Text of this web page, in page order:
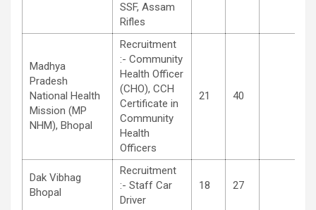
SSF, Assam
Rifles
Madhya
Pradesh
National Health
Mission (MP
NHM), Bhopal
Recruitment
:- Community
Health Officer
(CHO), CCH
Certificate in
Community
Health
Officers
21 40
Dak Vibhag
Bhopal
Recruitment
:- Staff Car
Driver
18 27